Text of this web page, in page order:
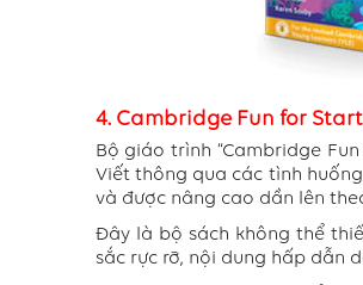
4. Cambridge Fun for
Bộ giáo trình “Cambridge
Viết thông qua các tình
và được nâng cao dần lên
Đây là bộ sách không thể
sắc rực rỡ, nội dung hấp dẫn